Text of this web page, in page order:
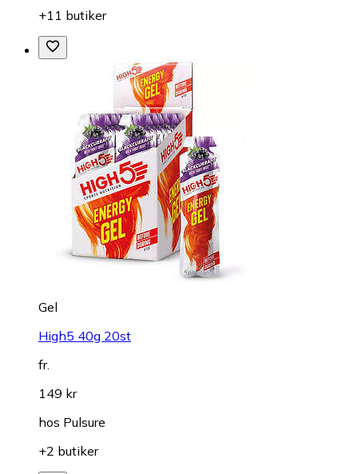
+11 butiker
Gel
High5 40g 20st
fr.
149 kr
hos Pulsure
+2 butiker